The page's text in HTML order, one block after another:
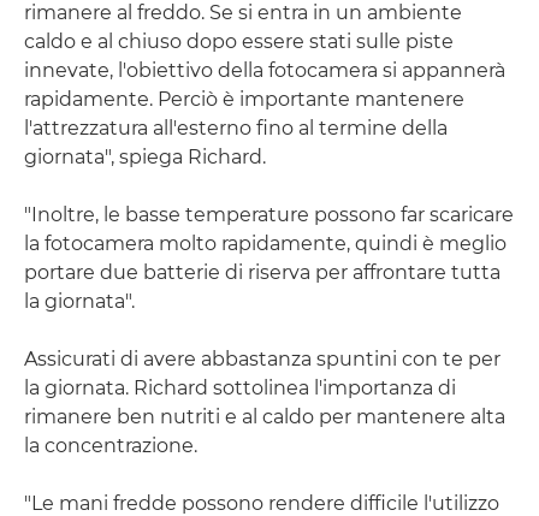
rimanere al freddo. Se si entra in un ambiente
caldo e al chiuso dopo essere stati sulle piste
innevate, l'obiettivo della fotocamera si appannerà
rapidamente. Perciò è importante mantenere
l'attrezzatura all'esterno fino al termine della
giornata", spiega Richard.
"Inoltre, le basse temperature possono far scaricare
la fotocamera molto rapidamente, quindi è meglio
portare due batterie di riserva per affrontare tutta
la giornata".
Assicurati di avere abbastanza spuntini con te per
la giornata. Richard sottolinea l'importanza di
rimanere ben nutriti e al caldo per mantenere alta
la concentrazione.
"Le mani fredde possono rendere difficile l'utilizzo